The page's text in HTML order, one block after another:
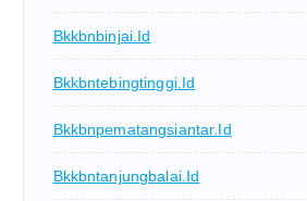
Bkkbnbinjai.id
Bkkbntebingtinggi.id
Bkkbnpematangsiantar.id
Bkkbntanjungbalai.id